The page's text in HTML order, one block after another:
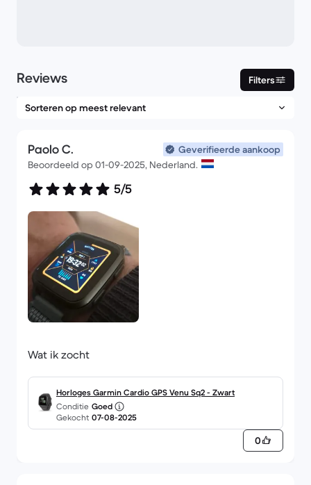
Reviews Filters
Paolo C.
Geverifieerde aankoop
Beoordeeld op 01-09-2025, Nederland.
5/5
Wat ik zocht
Horloges Garmin Cardio GPS Venu Sq2 - Zwart
Conditie Goed
Gekocht 07-08-2025
0